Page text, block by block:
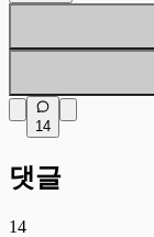
14
댓글
14